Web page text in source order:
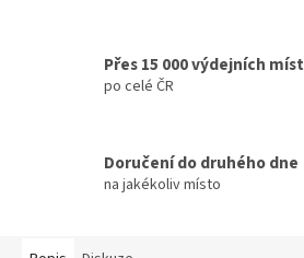
Přes 15 000 výdejních míst
po celé ČR
Doručení do druhého dne
na jakékoliv místo